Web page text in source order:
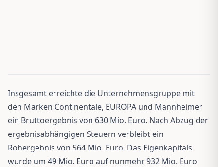
Insgesamt erreichte die Unternehmensgruppe mit
den Marken Continentale, EUROPA und Mannheimer
ein Bruttoergebnis von 630 Mio. Euro. Nach Abzug der
ergebnisabhängigen Steuern verbleibt ein
Rohergebnis von 564 Mio. Euro. Das Eigenkapitals
wurde um 49 Mio. Euro auf nunmehr 932 Mio. Euro